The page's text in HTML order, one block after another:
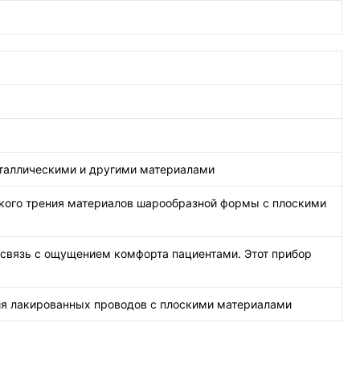
и другими материалами
трения материалов шарообразной формы с плоскими
с ощущением комфорта пациентами. Этот прибор
лакированных проводов с плоскими материалами